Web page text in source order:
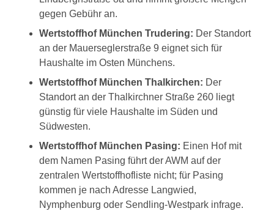
gegen Gebühr an.
Wertstoffhof München Trudering: Der Standort
an der Mauerseglerstraße 9 eignet sich für
Haushalte im Osten Münchens.
Wertstoffhof München Thalkirchen: Der
Standort an der Thalkirchner Straße 260 liegt
günstig für viele Haushalte im Süden und
Südwesten.
Wertstoffhof München Pasing: Einen Hof mit
dem Namen Pasing führt der AWM auf der
zentralen Wertstoffhofliste nicht; für Pasing
kommen je nach Adresse Langwied,
Nymphenburg oder Sendling-Westpark infrage.